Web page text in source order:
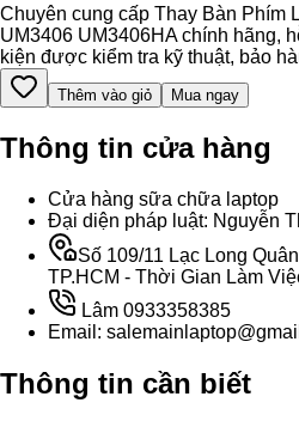
Chuyên cung cấp Thay Bàn Phím
UM3406 UM3406HA chính hãng,
kiện được kiểm tra kỹ thuật, bảo
Thêm vào giỏ Mua ngay
Thông tin cửa hàng
Cửa hàng sữa chữa laptop
Đại diện pháp luật: Nguyễn
Số 109/11 Lạc Long
TP.HCM - Thời Gian Làm
Lâm 0933358385
Email:
Thông tin cần biết